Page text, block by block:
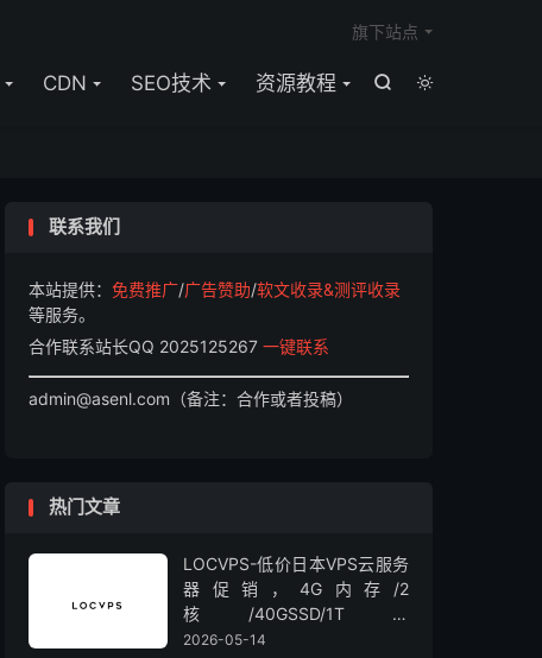


CDN SEO技术 资源教程
旗下站点
联系我们
本站提供： 免费推广/广告赞助/软文收录&测评收录
等服务。
合作联系站长QQ 2025125267 一键联系
admin@asenl.com（备注：合作或者投稿）
热门文章
LOCVPS-低价日本VPS云服务
器促销，4G内存/2
核/40GSSD/1T流
量/450Mbps带宽，低至36元/
2026-05-14